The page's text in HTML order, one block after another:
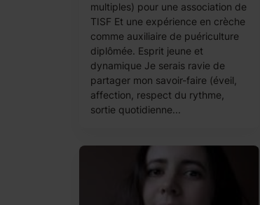
multiples) pour une association de
TISF Et une expérience en crèche
comme auxiliaire de puériculture
diplômée. Esprit jeune et
dynamique Je serais ravie de
partager mon savoir-faire (éveil,
affection, respect du rythme,
sortie quotidienne...